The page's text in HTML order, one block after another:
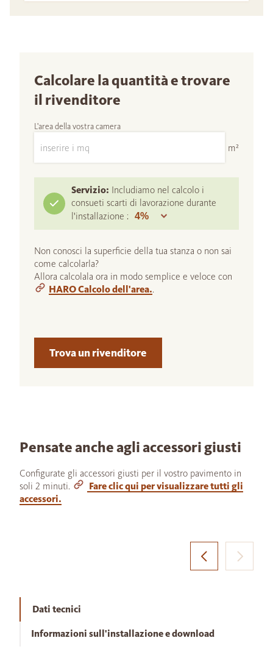
Calcolare la quantità e trovare
il rivenditore
L'area della vostra camera
m²
Servizio: Includiamo nel calcolo i
consueti scarti di lavorazione durante
l'installazione :
Non conosci la superficie della tua stanza o non sai
come calcolarla?
Allora calcolala ora in modo semplice e veloce con
HARO Calcolo dell'area..
Trova un rivenditore
Pensate anche agli accessori giusti
Configurate gli accessori giusti per il vostro pavimento in
soli 2 minuti.
Fare clic qui per visualizzare tutti gli
accessori.
Dati tecnici
Informazioni sull'installazione e download